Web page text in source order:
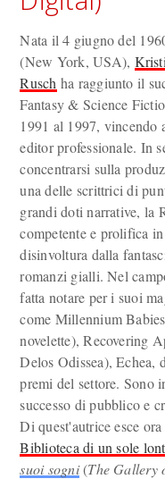
Nata il 4 giugno del
(New York, USA),
Rusch ha raggiunto il
Fantasy & Science
1991 al 1997, vincendo
editor professionale. In
concentrarsi sulla
una delle scrittrici di
grandi doti narrative, la
competente e prolifica
disinvoltura dalla
romanzi gialli. Nel
fatta notare per i suoi
come Millennium
novelette), Recovering
Delos Odissea),
premi del settore. Sono
successo di pubblico e
Di quest'autrice esce
Biblioteca di un sole
suoi sogni(The Gallery